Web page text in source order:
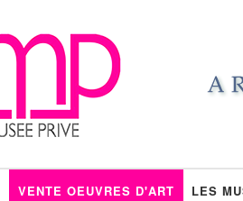
VENTE OEUVRES D'ART LES